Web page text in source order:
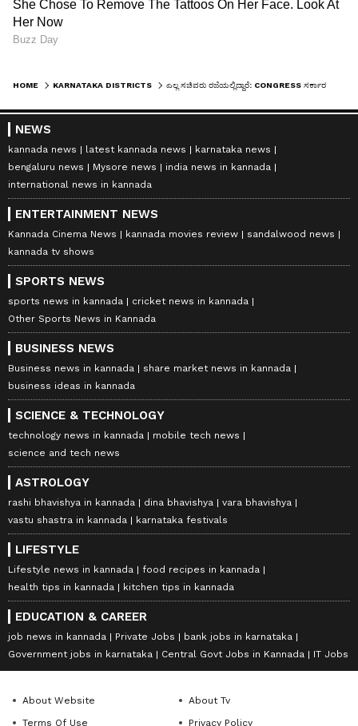
HOME KARNATAKA DISTRICTS
NEWS
kannada news latest kannada news
karnataka news
bengaluru news
Mysore news
india news in kannada
international news in kannada
ENTERTAINMENT NEWS
Kannada Cinema News kannada movies review
sandalwood news
kannada tv shows
SPORTS NEWS
sports news in kannada
cricket news in kannada
Other Sports News in Kannada
BUSINESS NEWS
Business news in kannada
share market news in kannada
business ideas in kannada
SCIENCE & TECHNOLOGY
technology news in kannada
mobile tech news
science and tech news
ASTROLOGY
rashi bhavishya in kannada dina bhavishya
vara bhavishya
vastu shastra in kannada
karnataka festivals
LIFESTYLE
Lifestyle news in kannada
food recipes in kannada
health tips in kannada
kitchen tips in kannada
EDUCATION & CAREER
job news in kannada Private Jobs
bank jobs in karnataka
Government jobs in karnataka
Central Govt Jobs in Kannada IT Jobs
About Website
About Tv
Terms Of Use
Privacy Policy